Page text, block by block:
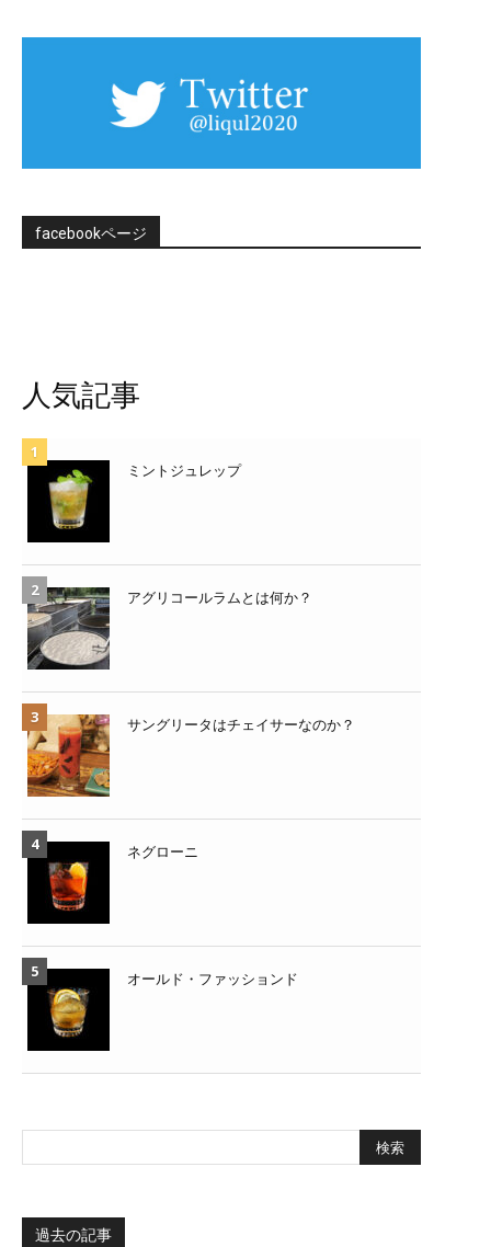
facebookページ
人気記事
ミントジュレップ
アグリコールラムとは何か？
サングリータはチェイサーなのか？
ネグローニ
オールド・ファッションド
過去の記事